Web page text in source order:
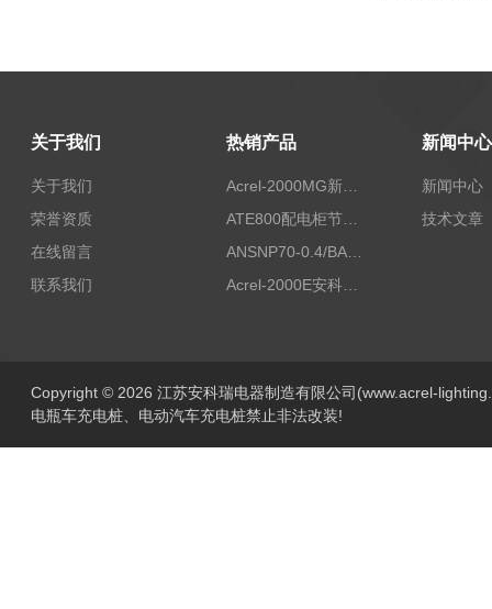
关于我们
关于我们
荣誉资质
在线留言
联系我们
热销产品
Acrel-2000MG新能源消纳安科瑞微电网能量管理系统
ATE800配电柜节点无线测温/表带捆绑/无源感应取电
ANSNP70-0.4/BANSNP中线安防保护器 治理三相不平衡
Acrel-2000E安科瑞Acrel配电室综合监控系统
新闻中心
新闻中心
技术文章
Copyright © 2026 江苏安科瑞电器制造有限公司(www.acrel-
电瓶车充电桩、电动汽车充电桩禁止非法改装!